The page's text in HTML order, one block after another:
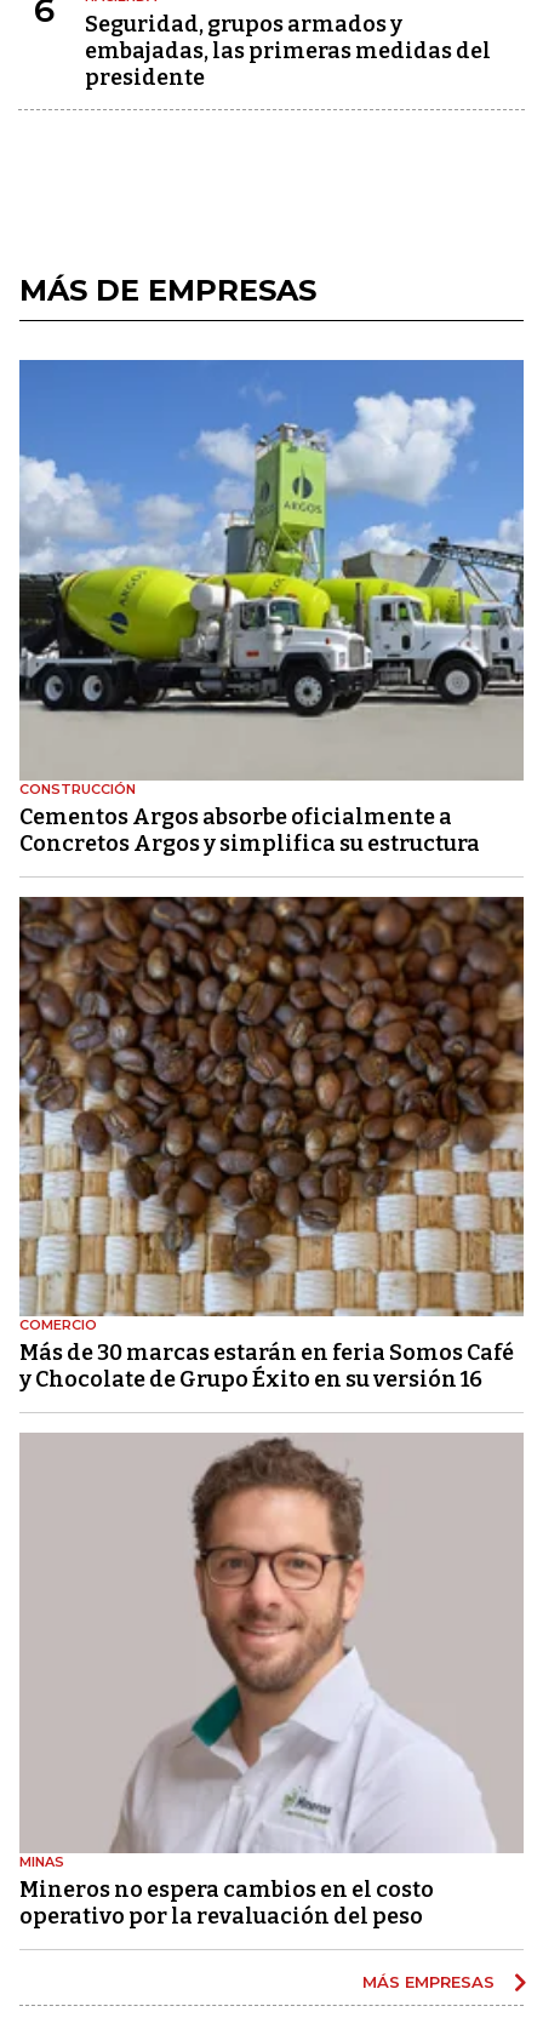
6
Seguridad, grupos armados y
embajadas, las primeras medidas del
presidente
MÁS DE EMPRESAS
CONSTRUCCIÓN
Cementos Argos absorbe oficialmente a
Concretos Argos y simplifica su estructura
COMERCIO
Más de 30 marcas estarán en feria Somos Café
y Chocolate de Grupo Éxito en su versión 16
MINAS
Mineros no espera cambios en el costo
operativo por la revaluación del peso
MÁS EMPRESAS